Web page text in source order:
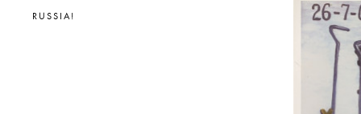
RUSSIA!